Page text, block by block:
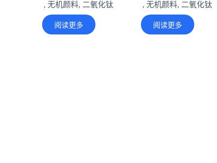
, 无机颜料, 二氧化钛
阅读更多
, 无机颜料, 二氧化钛
阅读更多